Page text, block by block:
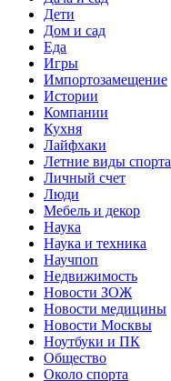
Дети
Дом и сад
Еда
Игры
Импортозамещение
Истории
Компании
Кухня
Лайфхаки
Летние виды спорта
Личный счет
Люди
Мебель и декор
Наука
Наука и техника
Научпоп
Недвижимость
Новости ЗОЖ
Новости медицины
Новости Москвы
Ноутбуки и ПК
Общество
Около спорта